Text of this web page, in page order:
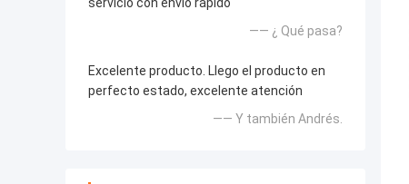
servicio con envío rápido
—— ¿ Qué pasa?
Excelente producto. Llego el producto en
perfecto estado, excelente atención
—— Y también Andrés.